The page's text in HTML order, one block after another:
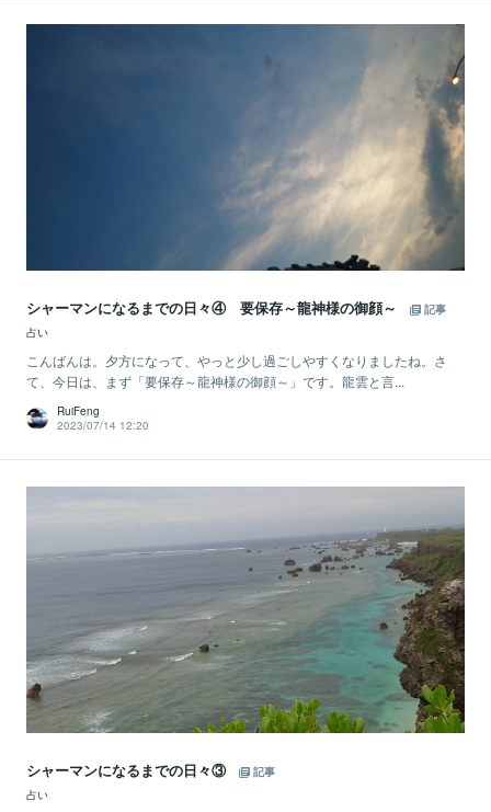
シャーマンになるまでの日々④ 要保存～龍神様の御顔～
記事
占い
こんばんは。夕方になって、やっと少し過ごしやすくなりましたね。さ
て、今日は、まず「要保存～龍神様の御顔～」です。龍雲と言...
RuiFeng
2023/07/14 12:20
シャーマンになるまでの日々③
記事
占い